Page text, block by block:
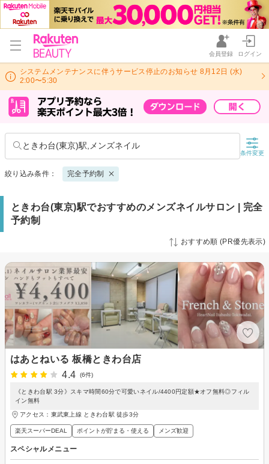
会員登録 ログイン
システムメンテナンスに伴うサービス停止のお知らせ 8月12日 (水)
2:00〜5:30
ときわ台(東京)駅,メンズネイル
条件変更
絞り込み条件： 完全予約制
ときわ台(東京)駅でおすすめのメンズネイルサロン | 完全
予約制
おすすめ順 (PR優先表示)
はあとねいる 板橋ときわ台店
4.4
(6件)
《ときわ台駅 3分》スキマ時間60分で可愛いネイル/4400円定額★オフ無料◎フィル
イン無料
アクセス：東武東上線 ときわ台駅 徒歩3分
楽天スーパーDEAL ポイントが貯まる・使える メンズ歓迎
スペシャルメニュー